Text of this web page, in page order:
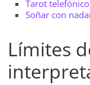
Tarot
Soñar con
Límites